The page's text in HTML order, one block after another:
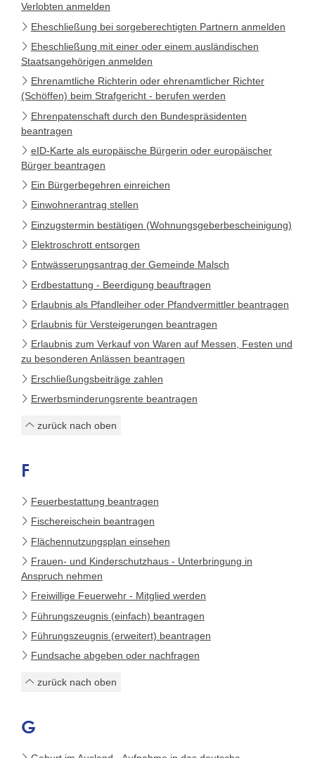
Verlobten anmelden
Eheschließung bei sorgeberechtigten Partnern anmelden
Eheschließung mit einer oder einem ausländischen
Staatsangehörigen anmelden
Ehrenamtliche Richterin oder ehrenamtlicher Richter
(Schöffen) beim Strafgericht - berufen werden
Ehrenpatenschaft durch den Bundespräsidenten
beantragen
eID-Karte als europäische Bürgerin oder europäischer
Bürger beantragen
Ein Bürgerbegehren einreichen
Einwohnerantrag stellen
Einzugstermin bestätigen (Wohnungsgeberbescheinigung)
Elektroschrott entsorgen
Entwässerungsantrag der Gemeinde Malsch
Erdbestattung - Beerdigung beauftragen
Erlaubnis als Pfandleiher oder Pfandvermittler beantragen
Erlaubnis für Versteigerungen beantragen
Erlaubnis zum Verkauf von Waren auf Messen, Festen und
zu besonderen Anlässen beantragen
Erschließungsbeiträge zahlen
Erwerbsminderungsrente beantragen
zurück nach oben
F
Feuerbestattung beantragen
Fischereischein beantragen
Flächennutzungsplan einsehen
Frauen- und Kinderschutzhaus - Unterbringung in
Anspruch nehmen
Freiwillige Feuerwehr - Mitglied werden
Führungszeugnis (einfach) beantragen
Führungszeugnis (erweitert) beantragen
Fundsache abgeben oder nachfragen
zurück nach oben
G